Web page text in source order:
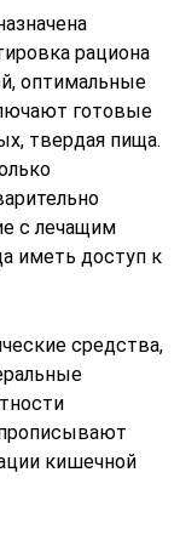
рациона
оптимальные
готовые
твердая пища.
с лечащим
иметь доступ к
средства,
кишечной